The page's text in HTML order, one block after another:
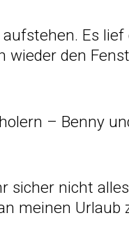
Es lief
wieder den
– Benny
sicher nicht
meinen Urlaub